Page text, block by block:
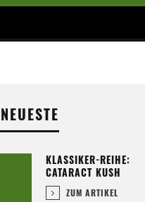
KLASSIKER-REIHE:
CATARACT KUSH
ZUM ARTIKEL